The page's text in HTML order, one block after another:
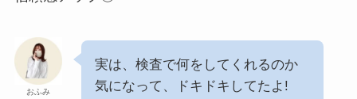
おふみ
実は、検査で何をしてくれるのか
気になって、ドキドキしてたよ!